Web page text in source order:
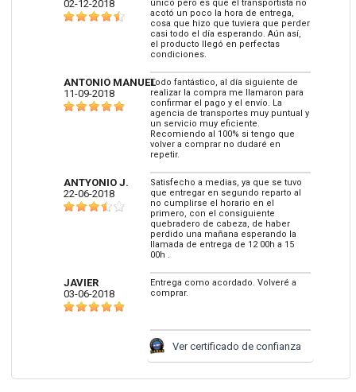
02-12-2018
único pero es que el transportista no
acotó un poco la hora de entrega,
cosa que hizo que tuviera que perder
casi todo el día esperando. Aún así,
el producto llegó en perfectas
condiciones.
ANTONIO MANUEL
11-09-2018
Todo fantástico, al día siguiente de
realizar la compra me llamaron para
confirmar el pago y el envío. La
agencia de transportes muy puntual y
un servicio muy eficiente.
Recomiendo al 100% si tengo que
volver a comprar no dudaré en
repetir.
ANTYONIO J.
22-06-2018
Satisfecho a medias, ya que se tuvo
que entregar en segundo reparto al
no cumplirse el horario en el
primero, con el consiguiente
quebradero de cabeza, de haber
perdido una mañana esperando la
llamada de entrega de 12 00h a 15
00h .
JAVIER
03-06-2018
Entrega como acordado. Volveré a
comprar.
Ver certificado de confianza